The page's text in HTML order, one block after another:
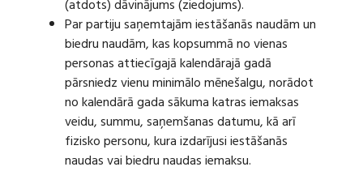
(atdots) dāvinājums (ziedojums).
Par partiju saņemtajām iestāšanās naudām un
biedru naudām, kas kopsummā no vienas
personas attiecīgajā kalendārajā gadā
pārsniedz vienu minimālo mēnešalgu, norādot
no kalendārā gada sākuma katras iemaksas
veidu, summu, saņemšanas datumu, kā arī
fizisko personu, kura izdarījusi iestāšanās
naudas vai biedru naudas iemaksu.